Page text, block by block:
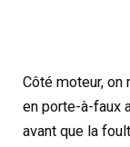
Côté moteur,
en porte-à-faux
avant que la